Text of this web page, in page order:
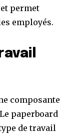
permet
employés.
composante
paperboard
de travail